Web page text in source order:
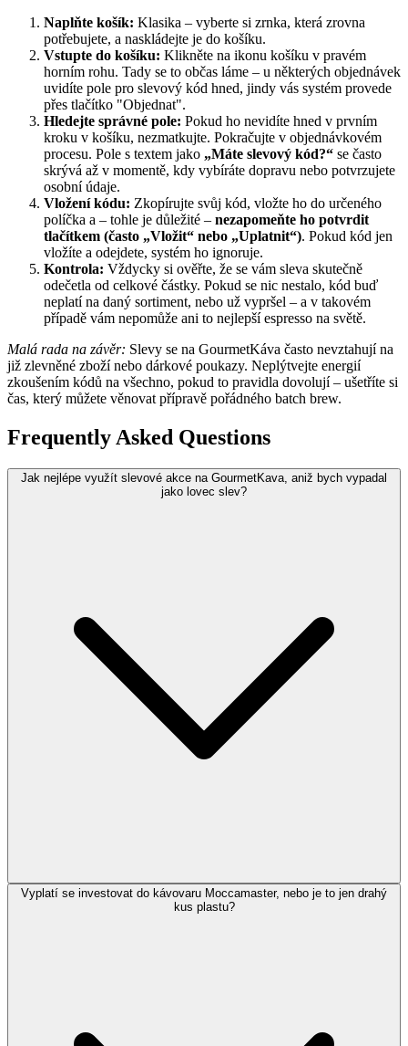
Naplňte košík: Klasika – vyberte si zrnka, která zrovna
potřebujete, a naskládejte je do košíku.
Vstupte do košíku: Klikněte na ikonu košíku v pravém
horním rohu. Tady se to občas láme – u některých objednávek
uvidíte pole pro slevový kód hned, jindy vás systém provede
přes tlačítko "Objednat".
Hledejte správné pole: Pokud ho nevidíte hned v prvním
kroku v košíku, nezmatkujte. Pokračujte v objednávkovém
procesu. Pole s textem jako „Máte slevový kód?“ se často
skrývá až v momentě, kdy vybíráte dopravu nebo potvrzujete
osobní údaje.
Vložení kódu: Zkopírujte svůj kód, vložte ho do určeného
políčka a – tohle je důležité – nezapomeňte ho potvrdit
tlačítkem (často „Vložit“ nebo „Uplatnit“). Pokud kód jen
vložíte a odejdete, systém ho ignoruje.
Kontrola: Vždycky si ověřte, že se vám sleva skutečně
odečetla od celkové částky. Pokud se nic nestalo, kód buď
neplatí na daný sortiment, nebo už vypršel – a v takovém
případě vám nepomůže ani to nejlepší espresso na světě.
Malá rada na závěr: Slevy se na GourmetKáva často nevztahují na
již zlevněné zboží nebo dárkové poukazy. Neplýtvejte energií
zkoušením kódů na všechno, pokud to pravidla dovolují – ušetříte si
čas, který můžete věnovat přípravě pořádného batch brew.
Frequently Asked Questions
Jak nejlépe využít slevové akce na GourmetKava, aniž bych vypadal
jako lovec slev?
Vyplatí se investovat do kávovaru Moccamaster, nebo je to jen drahý
kus plastu?